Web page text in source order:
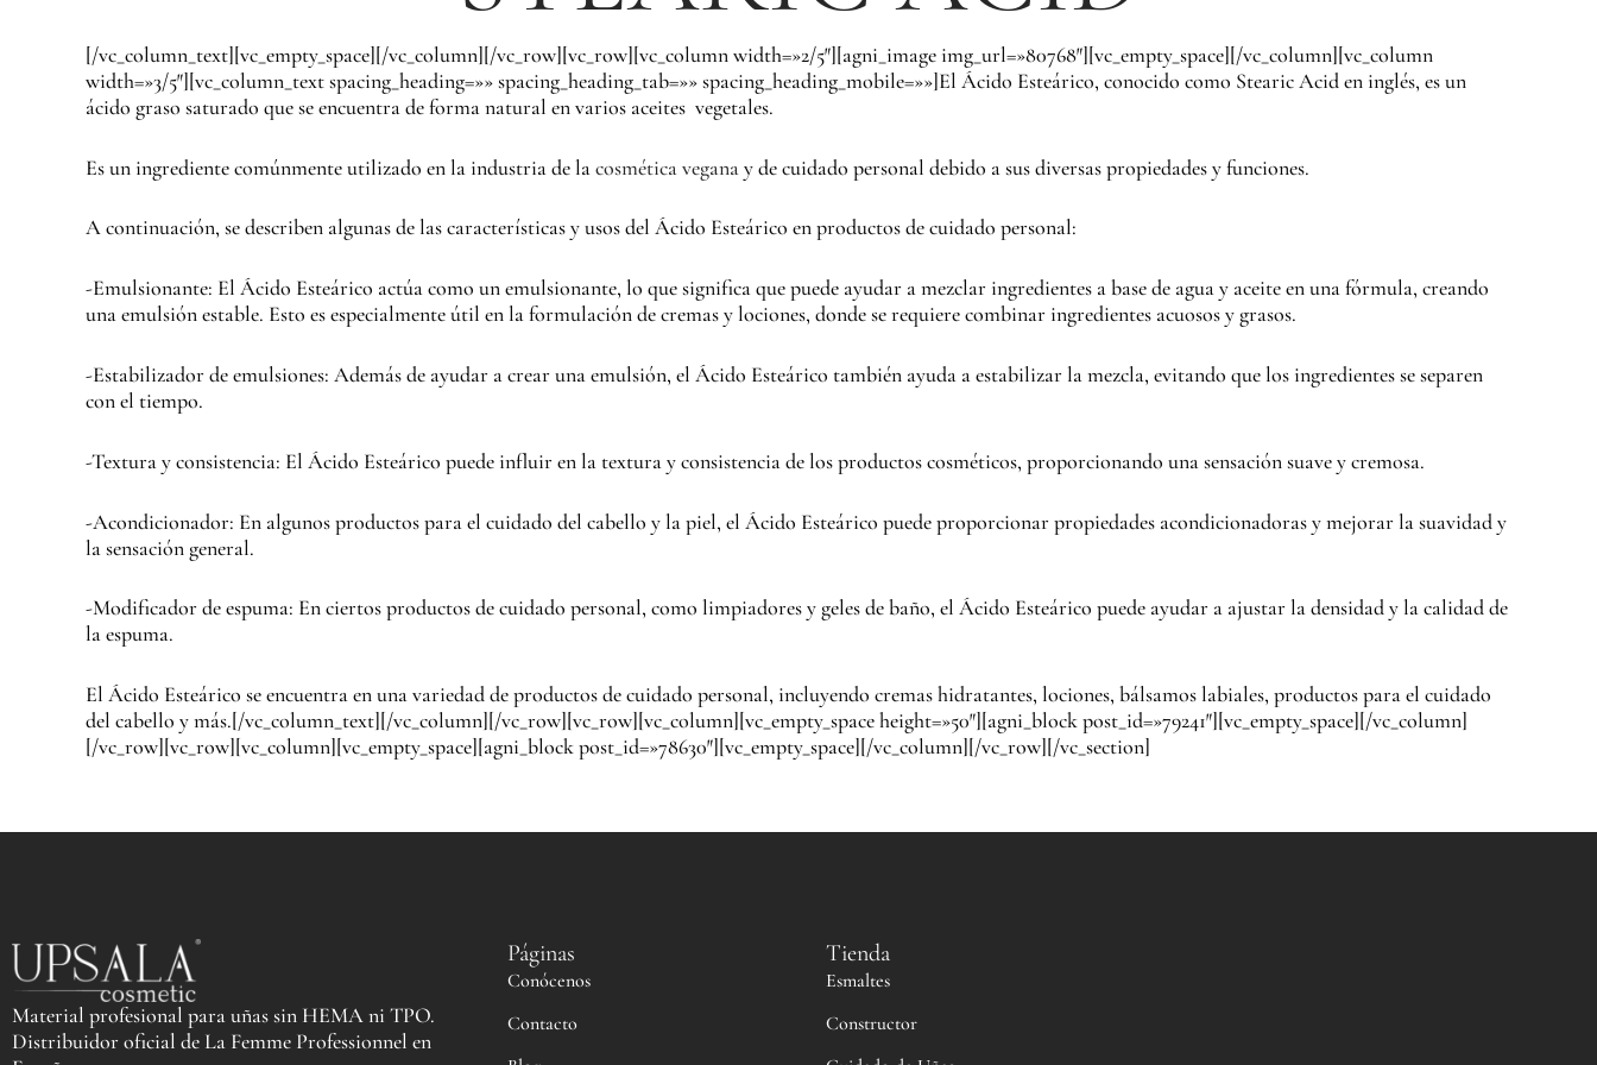
[/vc_column_text][vc_empty_space][/vc_column][/vc_row][vc_row][vc_column width=»2/5″][agni_image img_url=»80768″][vc_empty_space][/vc_column][vc_column
width=»3/5″][vc_column_text spacing_heading=»» spacing_heading_tab=»» spacing_heading_mobile=»»]El Ácido Esteárico, conocido como Stearic Acid en inglés, es un
ácido graso saturado que se encuentra de forma natural en varios aceites vegetales.
Es un ingrediente comúnmente utilizado en la industria de lacosmética veganay de cuidado personal debido a sus diversas propiedades y funciones.
A continuación, se describen algunas de las características y usos del Ácido Esteárico en productos de cuidado personal:
-Emulsionante: El Ácido Esteárico actúa como un emulsionante, lo que significa que puede ayudar a mezclar ingredientes a base de agua y aceite en una fórmula, creando
una emulsión estable. Esto es especialmente útil en la formulación de cremas y lociones, donde se requiere combinar ingredientes acuosos y grasos.
-Estabilizador de emulsiones: Además de ayudar a crear una emulsión, el Ácido Esteárico también ayuda a estabilizar la mezcla, evitando que los ingredientes se separen
con el tiempo.
-Textura y consistencia: El Ácido Esteárico puede influir en la textura y consistencia de los productos cosméticos, proporcionando una sensación suave y cremosa.
-Acondicionador: En algunos productos para el cuidado del cabello y la piel, el Ácido Esteárico puede proporcionar propiedades acondicionadoras y mejorar la suavidad y
la sensación general.
-Modificador de espuma: En ciertos productos de cuidado personal, como limpiadores y geles de baño, el Ácido Esteárico puede ayudar a ajustar la densidad y la calidad de
la espuma.
El Ácido Esteárico se encuentra en una variedad de productos de cuidado personal, incluyendo cremas hidratantes, lociones, bálsamos labiales, productos para el cuidado
del cabello y más.[/vc_column_text][/vc_column][/vc_row][vc_row][vc_column][vc_empty_space height=»50″][agni_block post_id=»79241″][vc_empty_space][/vc_column]
[/vc_row][vc_row][vc_column][vc_empty_space][agni_block post_id=»78630″][vc_empty_space][/vc_column][/vc_row][/vc_section]
Material profesional para uñas sin HEMA ni TPO.
Distribuidor oficial de La Femme Professionnel en
Páginas
Conócenos
Contacto
Tienda
Esmaltes
Constructor